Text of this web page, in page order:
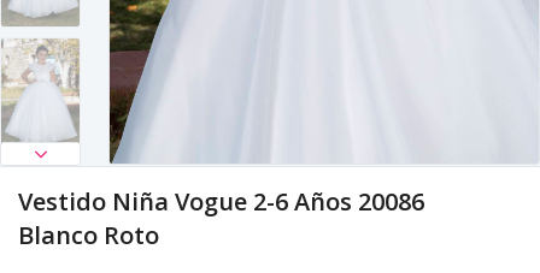
Vestido Niña Vogue 2-6 Años 20086
Blanco Roto